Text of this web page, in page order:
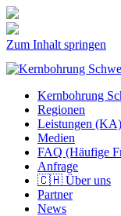
Zum Inhalt springen
Kernbohrung
Regionen
Leistungen (KA)
Medien
FAQ (Häufige
Anfrage
🇨🇭 Über uns
Partner
News